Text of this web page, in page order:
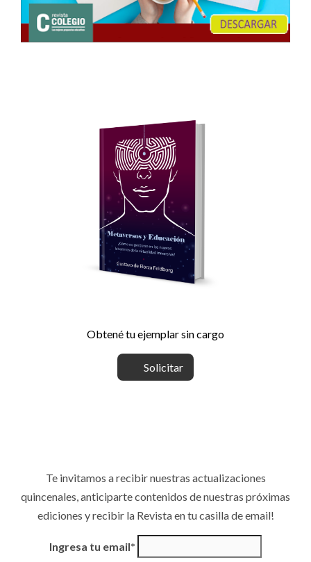
Obtené tu ejemplar sin cargo
Solicitar
Te invitamos a recibir nuestras actualizaciones
quincenales, anticiparte contenidos de nuestras próximas
ediciones y recibir la Revista en tu casilla de email!
Ingresa tu email*